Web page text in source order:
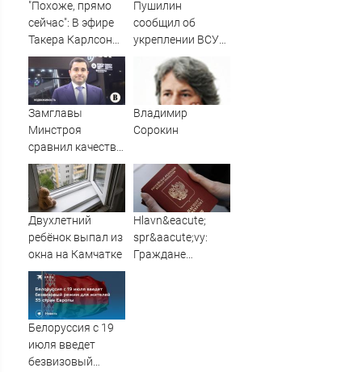
"Похоже, прямо
сейчас": В эфире
Такера Карлсона
заговорили о
победе России ⋆
Листай.ру ✪
Пушилин
сообщил об
укреплении ВСУ
позиций в
Славянске
Замглавы
Минстроя
сравнил качество
недвижимости в
США и России
Владимир
Сорокин
Двухлетний
ребёнок выпал из
окна на Камчатке
Hlavn&eacute;
spr&aacute;vy:
Граждане
Белоруссия с 19
июля введет
безвизовый